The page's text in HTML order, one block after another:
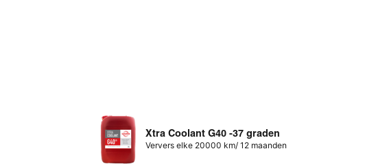
Xtra Coolant G40 -37 graden
Ververs elke 20000 km/ 12 maanden